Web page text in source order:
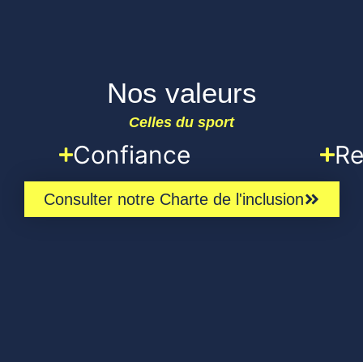
Nos valeurs
Celles du sport
Confiance
Consulter notre Charte de l'inclusion